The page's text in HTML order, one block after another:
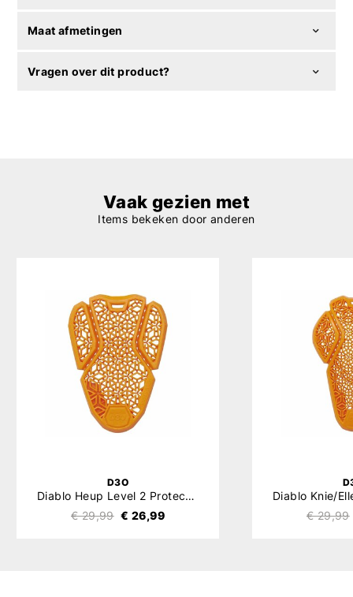
Maat afmetingen
Vragen over dit product?
Vaak gezien met
Items bekeken door anderen
D3O
Diablo Heup Level 2 Protector Set
€ 29,99 € 26,99 € 29,99